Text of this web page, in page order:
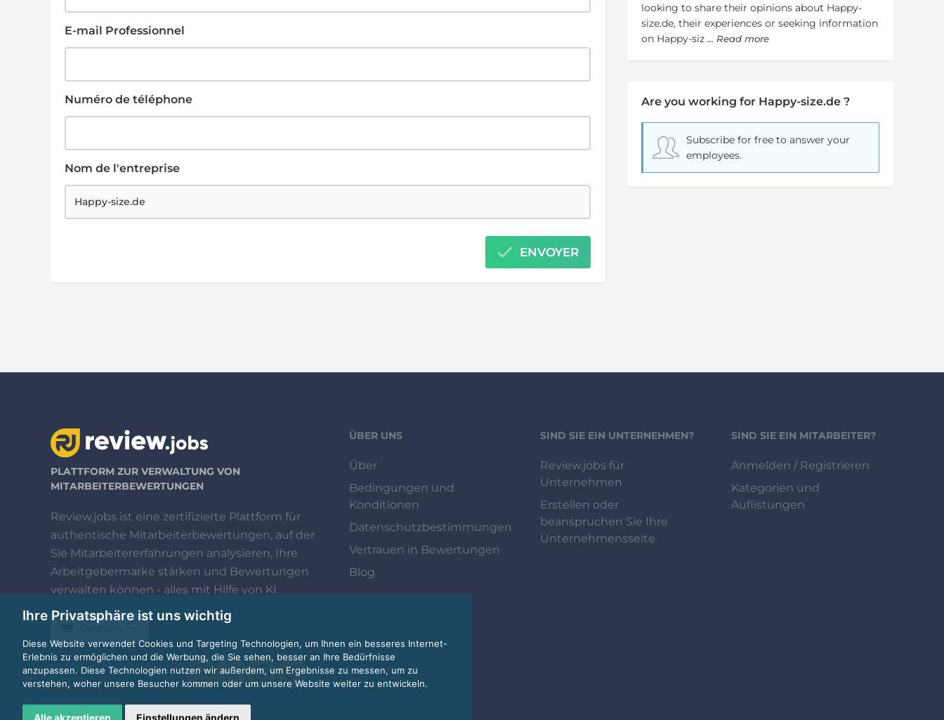
Ihre Privatsphäre ist uns wichtig
Diese Website verwendet Cookies und Targeting Technologien, um Ihnen ein besseres Internet-
Erlebnis zu ermöglichen und die Werbung, die Sie sehen, besser an Ihre Bedürfnisse
anzupassen. Diese Technologien nutzen wir außerdem, um Ergebnisse zu messen, um zu
verstehen, woher unsere Besucher kommen oder um unsere Website weiter zu entwickeln.
Alle akzeptieren Einstellungen ändern
E-mail Professionnel
Numéro de téléphone
Nom de l'entreprise
ENVOYER
looking to share their opinions about Happy-
size.de, their experiences or seeking information
on Happy-siz ... Read more
Are you working for Happy-size.de ?
Subscribe for freeto answer your
employees.
PLATTFORM ZUR VERWALTUNG VON
MITARBEITERBEWERTUNGEN
Review.jobs ist eine zertifizierte Plattform für
authentische Mitarbeiterbewertungen, auf der
Sie Mitarbeitererfahrungen analysieren, Ihre
Arbeitgebermarke stärken und Bewertungen
verwalten können - alles mit Hilfe von KI.
© 2026 © Review.jobs von
Custplace
ÜBER UNS
Über
Bedingungen und
Konditionen
Datenschutzbestimmungen
Vertrauen in Bewertungen
Blog
SIND SIE EIN UNTERNEHMEN?
Review.jobs für
Unternehmen
Erstellen oder
beanspruchen Sie Ihre
Unternehmensseite
SIND SIE EIN MITARBEITER?
Anmelden / Registrieren
Kategorien und
Auflistungen